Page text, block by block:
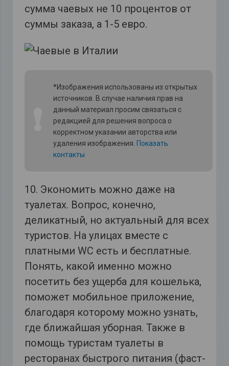
сумма чаевых не 10 процентов от
суммы заказа, а 1-5 евро.
*Изображения использованы из открытых
источников. В случае наличия прав на
данный материал просим связаться с
редакцией для решения вопроса о
корректном указании авторства или
удаления изображения. Показать
контакты
10. Экономить можно даже на
туалетах. Вопрос, конечно,
деликатный, но актуальный для всех
туристов. На улицах вместе с
платными WC есть и бесплатные.
Понять, какой именно можно
посетить без ущерба для кошелька,
поможет мобильное приложение,
благодаря которому можно узнать,
где ближайшая уборная. Также в
помощь туристам туалеты в
ресторанах быстрого питания (фаст-